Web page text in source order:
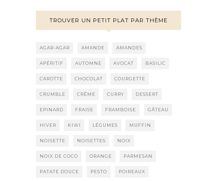
TROUVER UN PETIT PLAT PAR THÈME
AGAR-AGAR AMANDE AMANDES
APÉRITIF AUTOMNE AVOCAT BASILIC
CAROTTE CHOCOLAT COURGETTE
CRUMBLE CRÈME CURRY DESSERT
EPINARD FRAISE FRAMBOISE GÂTEAU
HIVER KIWI LÉGUMES MUFFIN
NOISETTE NOISETTES NOIX
NOIX DE COCO ORANGE PARMESAN
PATATE DOUCE PESTO POIREAUX